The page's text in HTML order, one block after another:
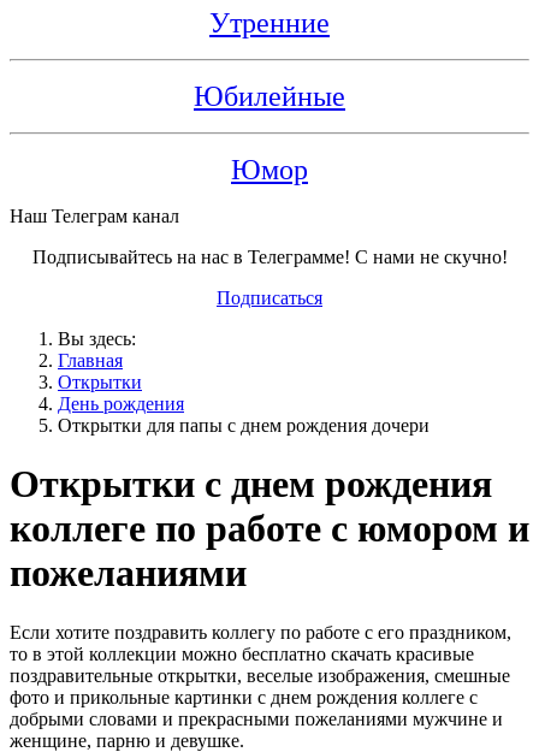
Утренние
Юбилейные
Юмор
Наш Телеграм канал
Подписывайтесь на нас в Телеграмме! С нами не скучно!
Подписаться
Вы здесь:
Главная
Открытки
День рождения
Открытки для папы с днем рождения дочери
Открытки с днем рождения
коллеге по работе с юмором и
пожеланиями
Если хотите поздравить коллегу по работе с его праздником,
то в этой коллекции можно бесплатно скачать красивые
поздравительные открытки, веселые изображения, смешные
фото и прикольные картинки с днем рождения коллеге с
добрыми словами и прекрасными пожеланиями мужчине и
женщине, парню и девушке.